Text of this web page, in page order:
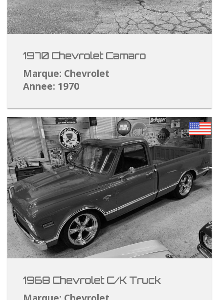
1970 Chevrolet Camaro
Marque: Chevrolet
Annee: 1970
1968 Chevrolet C/K Truck